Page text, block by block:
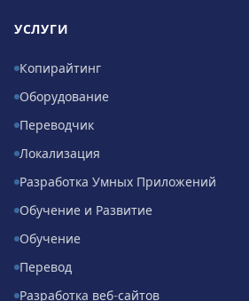
УСЛУГИ
Копирайтинг
Оборудование
Переводчик
Локализация
Разработка Умных Приложений
Обучение и Развитие
Обучение
Перевод
Разработка веб-сайтов